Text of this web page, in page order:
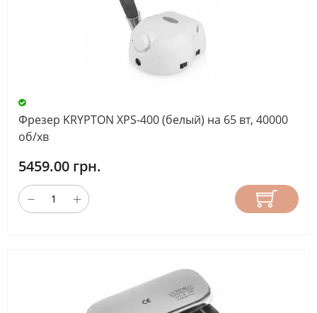
Фрезер KRYPTON XPS-400 (белый) на 65 вт, 40000
об/хв
5459.00 грн.